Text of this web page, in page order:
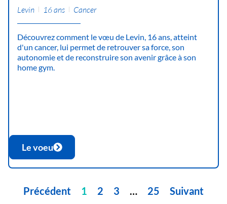
Levin 16 ans Cancer
Découvrez comment le vœu de Levin, 16 ans, atteint
d'un cancer, lui permet de retrouver sa force, son
autonomie et de reconstruire son avenir grâce à son
home gym.
Le voeu
Précédent 1 2 3 … 25 Suivant